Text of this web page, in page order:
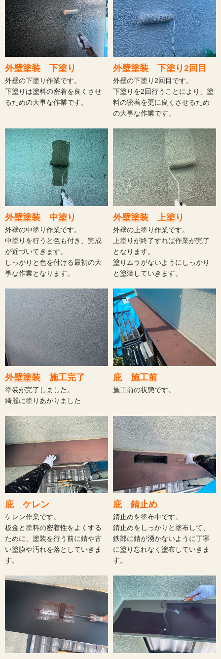
外壁塗装 下塗り
外壁の下塗り作業です。
下塗りは塗料の密着を良くさせ
るための大事な作業です。
外壁塗装 下塗り2回目
外壁の下塗り2回目です。
下塗りを2回行うことにより、塗
料の密着を更に良くさせるため
の大事な作業です。
外壁塗装 中塗り
外壁の中塗り作業です。
中塗りを行うと色も付き、完成
が近づいてきます。
しっかりと色を付ける最初の大
事な作業となります。
外壁塗装 上塗り
外壁の上塗り作業です。
上塗りが終了すれば作業が完了
となります。
塗りムラがないようにしっかり
と塗装していきます。
外壁塗装 施工完了
塗装が完了しました。
綺麗に塗りあがりました
庇 施工前
施工前の状態です。
庇 ケレン
ケレン作業です。
板金と塗料の密着性をよくする
ために、塗装を行う前に錆や古
い塗膜や汚れを落としていきま
す。
庇 錆止め
錆止めを塗布中です。
錆止めをしっかりと塗布して、
鉄部に錆が湧かないように丁寧
に塗り忘れなく塗布していきま
す。